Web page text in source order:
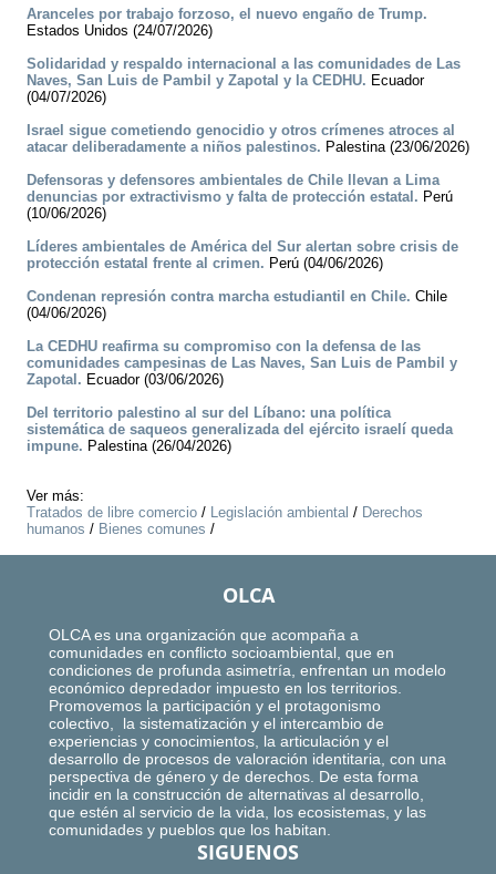
Aranceles por trabajo forzoso, el nuevo engaño de Trump.
Estados Unidos (24/07/2026)
Solidaridad y respaldo internacional a las comunidades de Las
Naves, San Luis de Pambil y Zapotal y la CEDHU. Ecuador
(04/07/2026)
Israel sigue cometiendo genocidio y otros crímenes atroces al
atacar deliberadamente a niños palestinos. Palestina (23/06/2026)
Defensoras y defensores ambientales de Chile llevan a Lima
denuncias por extractivismo y falta de protección estatal. Perú
(10/06/2026)
Líderes ambientales de América del Sur alertan sobre crisis de
protección estatal frente al crimen. Perú (04/06/2026)
Condenan represión contra marcha estudiantil en Chile. Chile
(04/06/2026)
La CEDHU reafirma su compromiso con la defensa de las
comunidades campesinas de Las Naves, San Luis de Pambil y
Zapotal. Ecuador (03/06/2026)
Del territorio palestino al sur del Líbano: una política
sistemática de saqueos generalizada del ejército israelí queda
impune. Palestina (26/04/2026)
Ver más:
Tratados de libre comercio / Legislación ambiental / Derechos
humanos / Bienes comunes /
OLCA
OLCA es una organización que acompaña a
comunidades en conflicto socioambiental, que en
condiciones de profunda asimetría, enfrentan un modelo
económico depredador impuesto en los territorios.
Promovemos la participación y el protagonismo
colectivo, la sistematización y el intercambio de
experiencias y conocimientos, la articulación y el
desarrollo de procesos de valoración identitaria, con una
perspectiva de género y de derechos. De esta forma
incidir en la construcción de alternativas al desarrollo,
que estén al servicio de la vida, los ecosistemas, y las
comunidades y pueblos que los habitan.
SIGUENOS